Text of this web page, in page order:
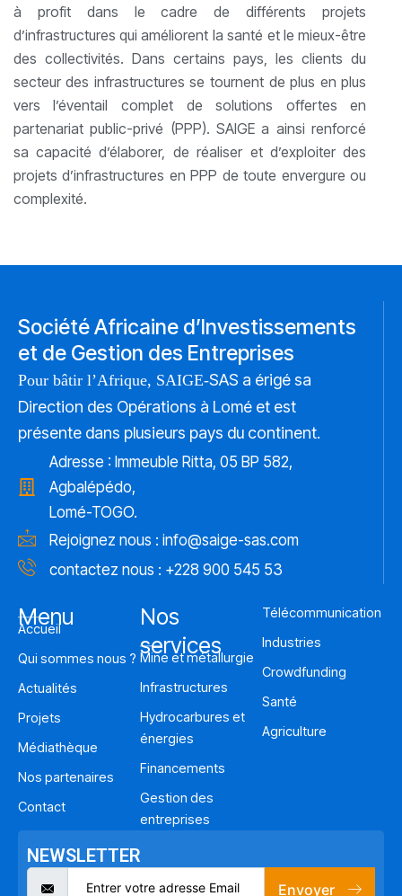
à profit dans le cadre de différents projets
d’infrastructures qui améliorent la santé et le mieux-être
des collectivités. Dans certains pays, les clients du
secteur des infrastructures se tournent de plus en plus
vers l’éventail complet de solutions offertes en
partenariat public-privé (PPP). SAIGE a ainsi renforcé
sa capacité d’élaborer, de réaliser et d’exploiter des
projets d’infrastructures en PPP de toute envergure ou
complexité.
Société Africaine d’Investissements
et de Gestion des Entreprises
Pour bâtir l’Afrique, SAIGE-SAS a érigé sa
Direction des Opérations à Lomé et est
présente dans plusieurs pays du continent.
Adresse : Immeuble Ritta, 05 BP 582,
Agbalépédo,
Lomé-TOGO.
Rejoignez nous : info@saige-sas.com
contactez nous : +228 900 545 53
Menu
Accueil
Qui sommes nous ?
Actualités
Projets
Médiathèque
Nos partenaires
Contact
Nos
services
Mine et métallurgie
Infrastructures
Hydrocarbures et
énergies
Financements
Gestion des
entreprises
Télécommunication
Industries
Crowdfunding
Santé
Agriculture
NEWSLETTER
Envoyer